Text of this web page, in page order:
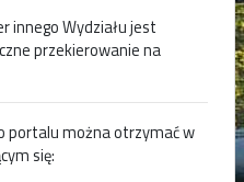
innego Wydziału jest
przekierowanie na
portalu można otrzymać w
się: